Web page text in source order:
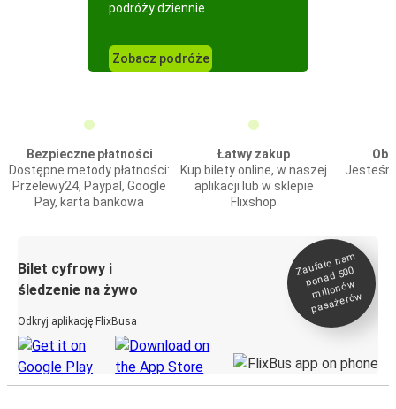
podróży dziennie
Zobacz podróże
Bezpieczne płatności
Dostępne metody płatności:
Przelewy24, Paypal, Google
Pay, karta bankowa
Łatwy zakup
Kup bilety online, w naszej
aplikacji lub w sklepie
Flixshop
Bilet cyfrowy i
śledzenie na żywo
Odkryj aplikację FlixBusa
Zaufało na
m
ponad 500
milionó
w
pasażeró
w